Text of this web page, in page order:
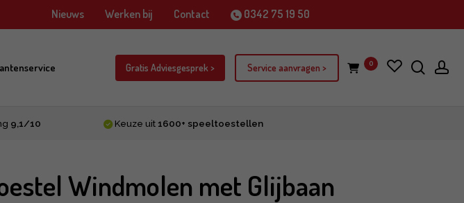
Nieuws Werken bij Contact 0342 75 19 50
Gratis Adviesgesprek > Service aanvragen > 0item
9,1/10 Keuze uit1600+ speeltoestellen
Windmolen met Glijbaan